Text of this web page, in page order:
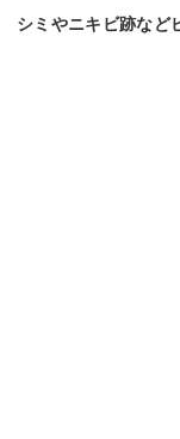
シミやニキビ跡など